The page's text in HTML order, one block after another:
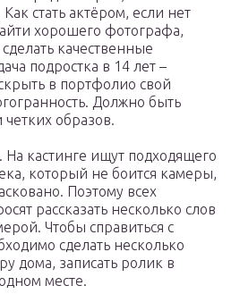
стать актёром, если нет
хорошего фотографа,
качественные
подростка в 14 лет –
в портфолио свой
Должно быть
образов.
кастинге ищут подходящего
который не боится камеры,
Поэтому всех
рассказать несколько слов
Чтобы справиться с
сделать несколько
дома, записать ролик в
месте.